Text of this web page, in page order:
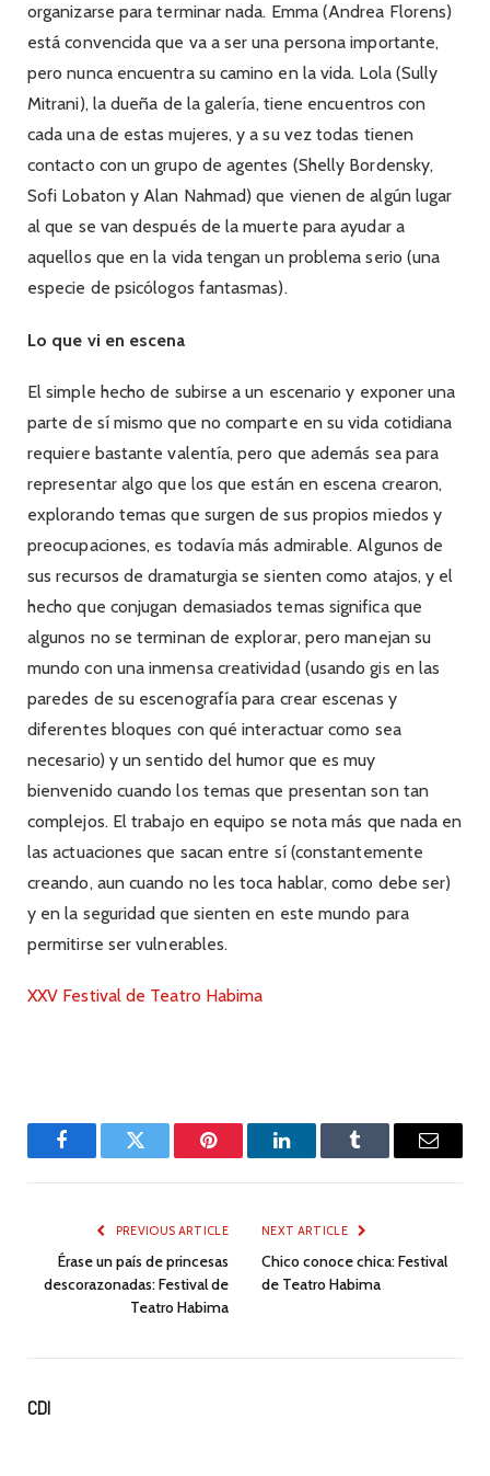
organizarse para terminar nada. Emma (Andrea Florens)
está convencida que va a ser una persona importante,
pero nunca encuentra su camino en la vida. Lola (Sully
Mitrani), la dueña de la galería, tiene encuentros con
cada una de estas mujeres, y a su vez todas tienen
contacto con un grupo de agentes (Shelly Bordensky,
Sofi Lobaton y Alan Nahmad) que vienen de algún lugar
al que se van después de la muerte para ayudar a
aquellos que en la vida tengan un problema serio (una
especie de psicólogos fantasmas).
Lo que vi en escena
El simple hecho de subirse a un escenario y exponer una
parte de sí mismo que no comparte en su vida cotidiana
requiere bastante valentía, pero que además sea para
representar algo que los que están en escena crearon,
explorando temas que surgen de sus propios miedos y
preocupaciones, es todavía más admirable. Algunos de
sus recursos de dramaturgia se sienten como atajos, y el
hecho que conjugan demasiados temas significa que
algunos no se terminan de explorar, pero manejan su
mundo con una inmensa creatividad (usando gis en las
paredes de su escenografía para crear escenas y
diferentes bloques con qué interactuar como sea
necesario) y un sentido del humor que es muy
bienvenido cuando los temas que presentan son tan
complejos. El trabajo en equipo se nota más que nada en
las actuaciones que sacan entre sí (constantemente
creando, aun cuando no les toca hablar, como debe ser)
y en la seguridad que sienten en este mundo para
permitirse ser vulnerables.
XXV Festival de Teatro Habima
FacebookTwitter Pinterest LinkedInTumblr Email
PREVIOUS ARTICLE
Érase un país de princesas
descorazonadas: Festival de
Teatro Habima
NEXT ARTICLE
Chico conoce chica: Festival
de Teatro Habima
CDI